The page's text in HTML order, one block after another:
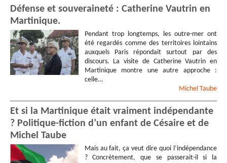
Défense et souveraineté : Catherine Vautrin en
Martinique.
Pendant trop longtemps, les outre-mer ont
été regardés comme des territoires lointains
auxquels Paris répondait surtout par des
discours. La visite de Catherine Vautrin en
Martinique montre une autre approche :
celle…
Michel Taube
Et si la Martinique était vraiment indépendante
? Politique-fiction d’un enfant de Césaire et de
Michel Taube
Mais au fait, ça veut dire quoi l’indépendance
? Concrètement, que se passerait-il si la